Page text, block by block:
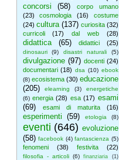
concorsi
(58)
corpo umano
(23)
cosmologia (16)
costume
(24) cultura (137) curiosita (32)
curricoli
(17) dal web (28)
didattica (65) didattici (25)
dinosauri (9) disastri naturali (5)
divulgazione (97) docenti (24)
documentari (18) dsa (10) ebook
(8) ecosistema (30) educazione
(205)
elearning (3)
energetiche
(6) energia (28) esa (17) esami
(69)
esami di maturita (16)
esperimenti (59) etologia (8)
eventi (646) evoluzione
(58) facebook (4) fantascienza (5)
fenomeni (38) festivita (22)
filosofia - articoli (6) finanziaria (1)